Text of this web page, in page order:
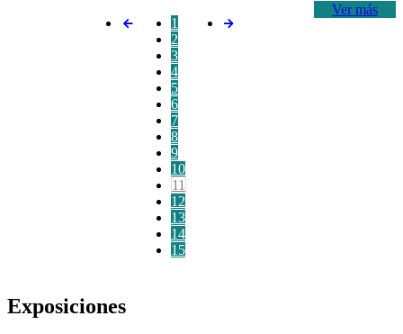
Ver más
1
2
3
4
5
6
7
8
9
10
11
12
13
14
15
Exposiciones